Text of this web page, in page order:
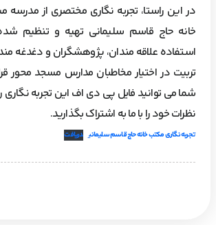
در این راستا، تجربه نگاری مختصری از
خانه حاج قاسم سلیمانی تهیه و تنظیم
استفاده علاقه مندان، پژوهشگران و دغدغه
تربیت در اختیار مخاطبان مدارس مسجد محور
شما می توانید فایل پی دی اف این تجربه نگاری
نظرات خود را با ما به اشتراک بگذارید.
تجربه نگاری مکتب خانه حاج قاسم سلیمانی دریافت